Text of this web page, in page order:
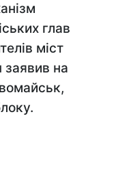
глав
міст
заявив на